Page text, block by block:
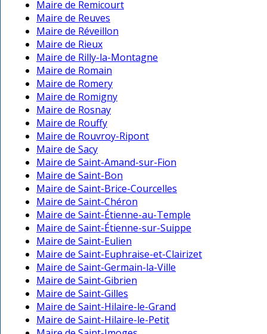
Maire de Remicourt
Maire de Reuves
Maire de Réveillon
Maire de Rieux
Maire de Rilly-la-Montagne
Maire de Romain
Maire de Romery
Maire de Romigny
Maire de Rosnay
Maire de Rouffy
Maire de Rouvroy-Ripont
Maire de Sacy
Maire de Saint-Amand-sur-Fion
Maire de Saint-Bon
Maire de Saint-Brice-Courcelles
Maire de Saint-Chéron
Maire de Saint-Étienne-au-Temple
Maire de Saint-Étienne-sur-Suippe
Maire de Saint-Eulien
Maire de Saint-Euphraise-et-Clairizet
Maire de Saint-Germain-la-Ville
Maire de Saint-Gibrien
Maire de Saint-Gilles
Maire de Saint-Hilaire-le-Grand
Maire de Saint-Hilaire-le-Petit